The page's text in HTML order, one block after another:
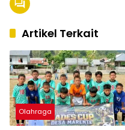
Artikel Terkait
Olahraga